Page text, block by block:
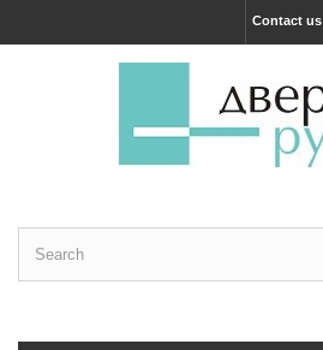
Contact us